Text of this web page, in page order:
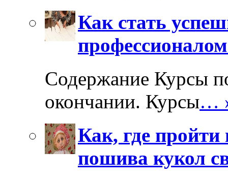
Как стать
Содержание Курсы
окончании. Курсы…
Как, где пройти
пошива кукол